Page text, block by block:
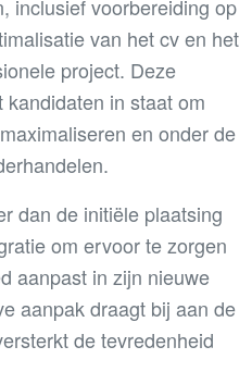
inclusief voorbereiding op
van het cv en het
project. Deze
in staat om
en onder de
dan de initiële plaatsing
om ervoor te zorgen
aanpast in zijn nieuwe
aanpak draagt bij aan de
de tevredenheid